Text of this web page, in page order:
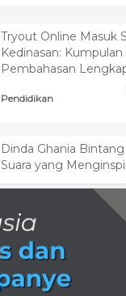
Tryout Online Masuk
Kedinasan: Kumpulan
Pembahasan
Pendidikan
Dinda Ghania
Suara yang
Tryout Online Bahasa